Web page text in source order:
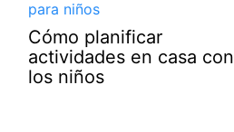
Cómo planificar
actividades en casa con
los niños